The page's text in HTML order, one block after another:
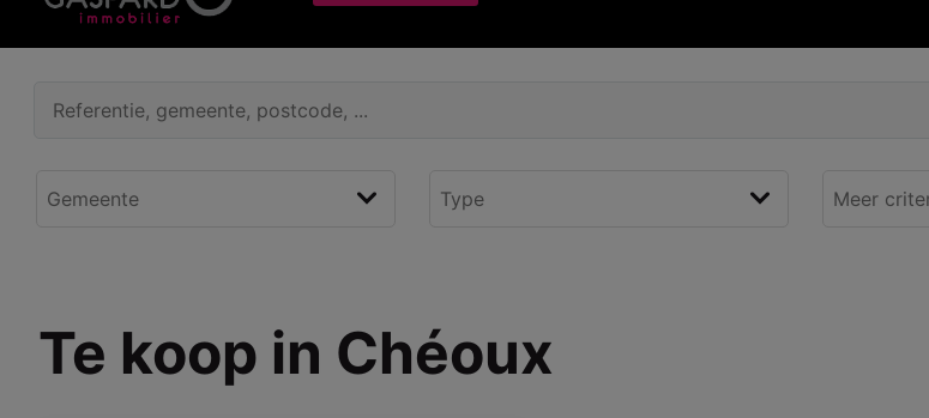
Te koop in Chéoux